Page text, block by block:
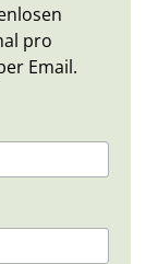
pro
Email.